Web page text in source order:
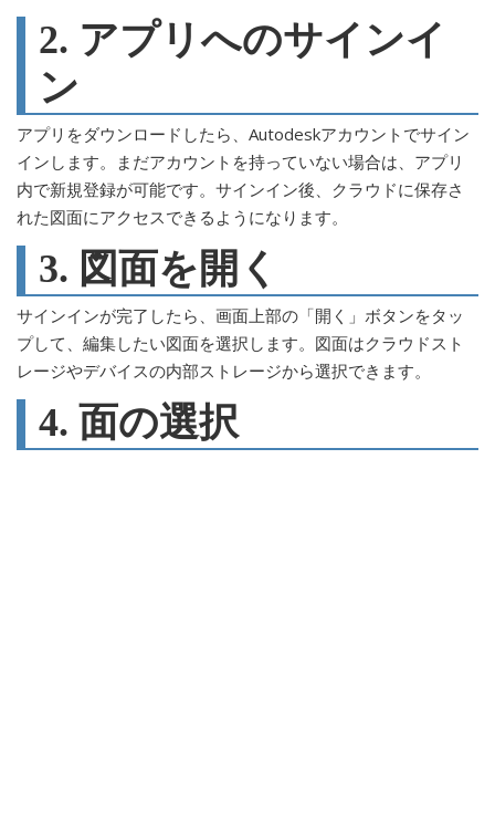
2. アプリへのサインイ
ン
アプリをダウンロードしたら、Autodeskアカウントでサイン
インします。まだアカウントを持っていない場合は、アプリ
内で新規登録が可能です。サインイン後、クラウドに保存さ
れた図面にアクセスできるようになります。
3. 図面を開く
サインインが完了したら、画面上部の「開く」ボタンをタッ
プして、編集したい図面を選択します。図面はクラウドスト
レージやデバイスの内部ストレージから選択できます。
4. 面の選択